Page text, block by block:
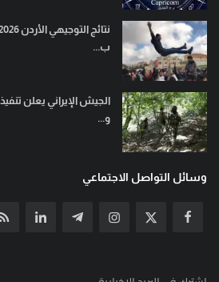
ب...
و...
وسائل التواصل الاجتماعي